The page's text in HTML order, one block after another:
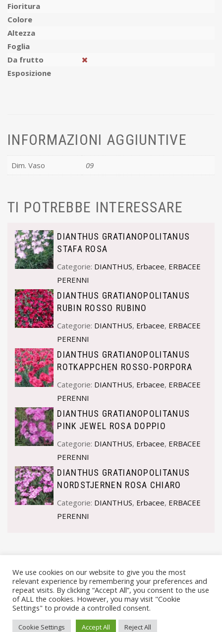
Fioritura
Colore
Altezza
Foglia
Da frutto
Esposizione
INFORMAZIONI AGGIUNTIVE
Dim. Vaso 09
TI POTREBBE INTERESSARE
DIANTHUS GRATIANOPOLITANUS
STAFA ROSA
Categorie: DIANTHUS, Erbacee, ERBACEE
PERENNI
DIANTHUS GRATIANOPOLITANUS
RUBIN ROSSO RUBINO
Categorie: DIANTHUS, Erbacee, ERBACEE
PERENNI
DIANTHUS GRATIANOPOLITANUS
ROTKAPPCHEN ROSSO-PORPORA
Categorie: DIANTHUS, Erbacee, ERBACEE
PERENNI
DIANTHUS GRATIANOPOLITANUS
PINK JEWEL ROSA DOPPIO
Categorie: DIANTHUS, Erbacee, ERBACEE
PERENNI
DIANTHUS GRATIANOPOLITANUS
NORDSTJERNEN ROSA CHIARO
Categorie: DIANTHUS, Erbacee, ERBACEE
PERENNI
© VIVAI MARCHE BY ANDREA GOSTOLI P.IVA 02074150414 |
PRIVACY POLICY
We use cookies on our website to give you the most
relevant experience by remembering your preferences and
repeat visits. By clicking “Accept All”, you consent to the use
of ALL the cookies. However, you may visit "Cookie
Settings" to provide a controlled consent.
Cookie Settings Accept All Reject All